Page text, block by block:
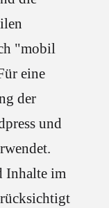
"mobil
eine
der
und
Inhalte im